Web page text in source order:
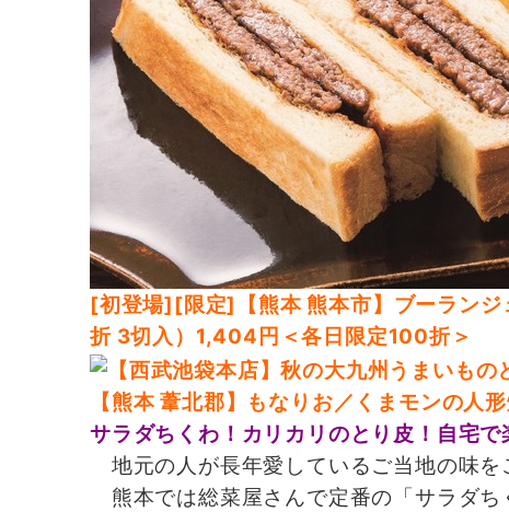
[初登場][限定]【熊本 熊本市】ブーランジ
折 3切入）1,404円＜各日限定100折＞
【熊本 葦北郡】もなりお／くまモンの人
サラダちくわ！カリカリのとり皮！自宅で
地元の人が長年愛しているご当地の味を
熊本では総菜屋さんで定番の「サラダ